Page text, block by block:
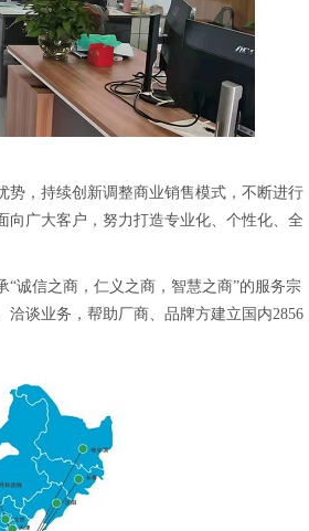
势，持续创新调整商业销售模式，不断进行
广大客户，努力打造专业化、个性化、全
诚信之商，仁义之商，智慧之商”的服务宗
谈业务，帮助厂商、品牌方建立国内2856